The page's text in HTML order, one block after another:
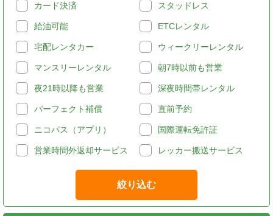
カード決済 スタッドレス
給油可能 ETCレンタル
宅配レンタカー ウィークリーレンタル
マンスリーレンタル 朝7時以前も営業
夜21時以降も営業 深夜時間帯レンタル
パーフェクト補償 直前予約
ニコパス（アプリ） 国際運転免許証
営業時間外返却サービス レッカー搬送サービス
絞り込む